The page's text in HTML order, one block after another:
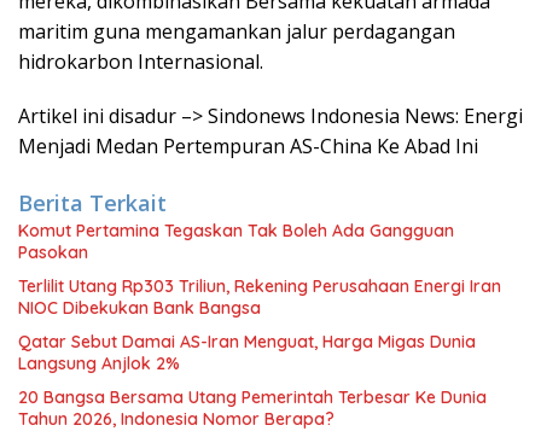
maritim guna mengamankan jalur perdagangan
hidrokarbon Internasional.
Artikel ini disadur –> Sindonews Indonesia News: Energi
Menjadi Medan Pertempuran AS-China Ke Abad Ini
Berita Terkait
Komut Pertamina Tegaskan Tak Boleh Ada Gangguan
Pasokan
Terlilit Utang Rp303 Triliun, Rekening Perusahaan Energi Iran
NIOC Dibekukan Bank Bangsa
Qatar Sebut Damai AS-Iran Menguat, Harga Migas Dunia
Langsung Anjlok 2%
20 Bangsa Bersama Utang Pemerintah Terbesar Ke Dunia
Tahun 2026, Indonesia Nomor Berapa?